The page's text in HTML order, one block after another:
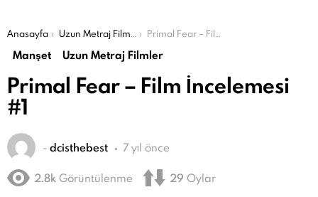
Şu an buradasın:
Anasayfa Uzun Metraj Filmler Primal Fear – Film İncelemesi #1
Manşet Uzun Metraj Filmler
Primal Fear – Film İncelemesi
#1
- dcisthebest 7 yıl önce
2.8k Görüntülenme 29 Oylar